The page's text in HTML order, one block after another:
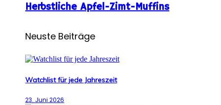
Herbstliche Apfel-Zimt-Muffins
Neuste Beiträge
Watchlist für jede Jahreszeit
23. Juni 2026